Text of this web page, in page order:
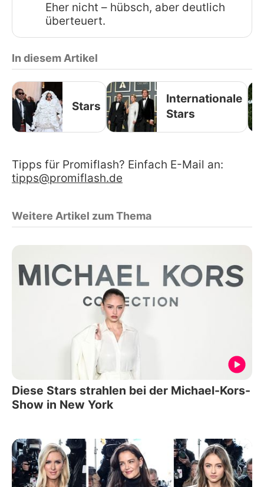
Eher nicht – hübsch, aber deutlich
überteuert.
In diesem Artikel
Stars
Internationale
Stars
Tipps für Promiflash? Einfach E-Mail an:
tipps@promiflash.de
Weitere Artikel zum Thema
Diese Stars strahlen bei der Michael-Kors-
Show in New York